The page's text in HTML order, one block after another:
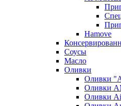
Hamove
Соусы
Масло
Оливки
Оливки
Оливки
Оливки